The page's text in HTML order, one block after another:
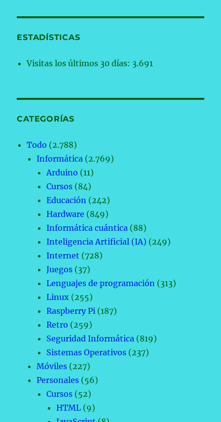
ESTADÍSTICAS
Visitas los últimos 30 días: 3.691
CATEGORÍAS
Todo (2.788)
Informática (2.769)
Arduino (11)
Cursos (84)
Educación (242)
Hardware (849)
Informática cuántica (88)
Inteligencia Artificial (IA) (249)
Internet (728)
Juegos (37)
Lenguajes de programación (313)
Linux (255)
Raspberry Pi (187)
Retro (259)
Seguridad Informática (819)
Sistemas Operativos (237)
Móviles (227)
Personales (56)
Cursos (52)
HTML (9)